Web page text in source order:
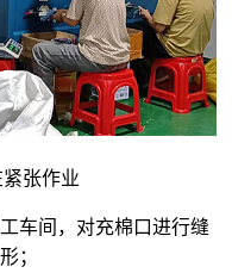
张作业
车间，对充棉口进行缝
；